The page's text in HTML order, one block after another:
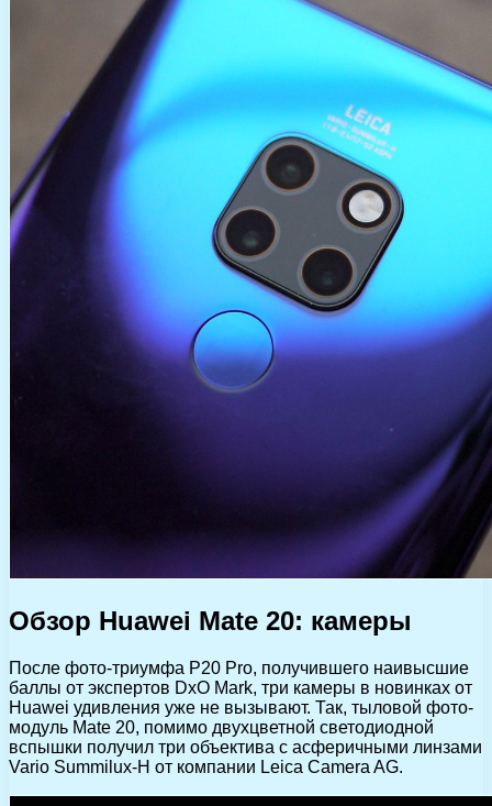
Обзор Huawei Mate 20: камеры
После фото-триумфа P20 Pro, получившего наивысшие
баллы от экспертов DxO Mark, три камеры в новинках от
Huawei удивления уже не вызывают. Так, тыловой фото-
модуль Mate 20, помимо двухцветной светодиодной
вспышки получил три объектива с асферичными линзами
Vario Summilux-H от компании Leica Camera AG.